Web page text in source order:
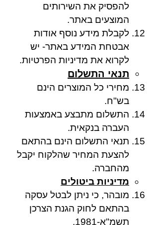
להפסיק את השירותים
המוצעים באתר.
לקבלת מידע נוסף אודות
אבטחת המידע באתר- יש
לקרוא את מדיניות הפרטיות.
תנאי התשלום
מחירי כל המוצרים הינם
בש"ח.
התשלום מתבצע באמצעות
העברה בנקאית.
תנאי התשלום הינם בהתאם
להצעת המחיר שהלקוח יקבל
מהחברה.
מדיניות ביטולים
מובהר, כי ניתן לבטל עסקה
בהתאם לחוק הגנת הצרכן
תשמ"א-1981.